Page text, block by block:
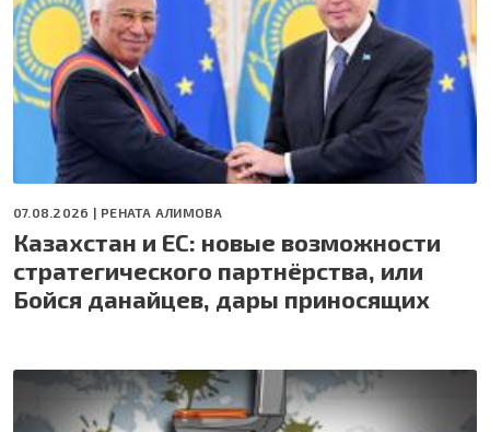
07.08.2026 | РЕНАТА АЛИМОВА
Казахстан и ЕС: новые возможности
стратегического партнёрства, или
Бойся данайцев, дары приносящих